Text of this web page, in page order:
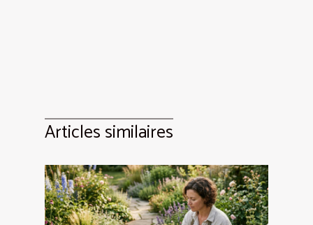
Articles similaires